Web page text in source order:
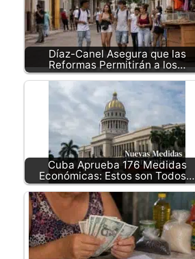
Díaz-Canel Asegura que las
Reformas Permitirán a los…
Cuba Aprueba 176 Medidas
Económicas: Estos son Todos…